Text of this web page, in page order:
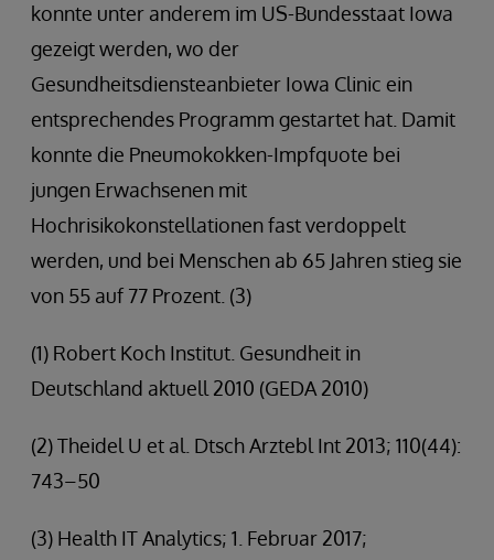
konnte unter anderem im US-Bundesstaat Iowa
gezeigt werden, wo der
Gesundheitsdiensteanbieter Iowa Clinic ein
entsprechendes Programm gestartet hat. Damit
konnte die Pneumokokken-Impfquote bei
jungen Erwachsenen mit
Hochrisikokonstellationen fast verdoppelt
werden, und bei Menschen ab 65 Jahren stieg sie
von 55 auf 77 Prozent. (3)
(1) Robert Koch Institut. Gesundheit in
Deutschland aktuell 2010 (GEDA 2010)
(2) Theidel U et al. Dtsch Arztebl Int 2013; 110(44):
743–50
(3) Health IT Analytics; 1. Februar 2017;